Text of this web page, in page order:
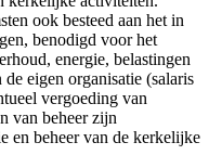
ook besteed aan het in
benodigd voor het
energie, belastingen
eigen organisatie (salaris
vergoeding van
van beheer zijn
en beheer van de kerkelijke